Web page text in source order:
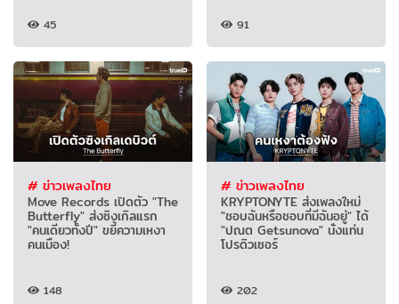
45 91
# ข่าวเพลงไทย
Move Records เปิดตัว "The
Butterfly" ส่งซิงเกิลแรก
"คนเดียวทั้งปี" ขยี้ความเหงา
คนเมือง!
148
# ข่าวเพลงไทย
KRYPTONYTE ส่งเพลงใหม่
"ชอบฉันหรือชอบที่มีฉันอยู่" ได้
"ปณต Getsunova" นั่งแท่น
โปรดิวเซอร์
202